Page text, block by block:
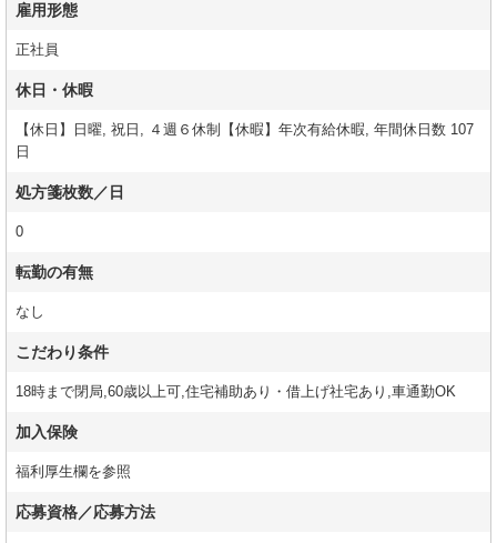
雇用形態
正社員
休日・休暇
【休日】日曜, 祝日, ４週６休制【休暇】年次有給休暇, 年間休日数 107
日
処方箋枚数／日
0
転勤の有無
なし
こだわり条件
18時まで閉局,60歳以上可,住宅補助あり・借上げ社宅あり,車通勤OK
加入保険
福利厚生欄を参照
応募資格／応募方法